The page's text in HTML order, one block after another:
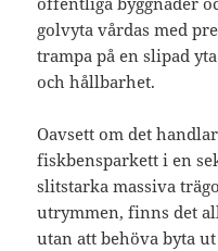
golvyta vårdas med
trampa på en slipad
och hållbarhet.
Oavsett om det
fiskbensparkett i en
slitstarka massiva
utrymmen, finns det
utan att behöva byta